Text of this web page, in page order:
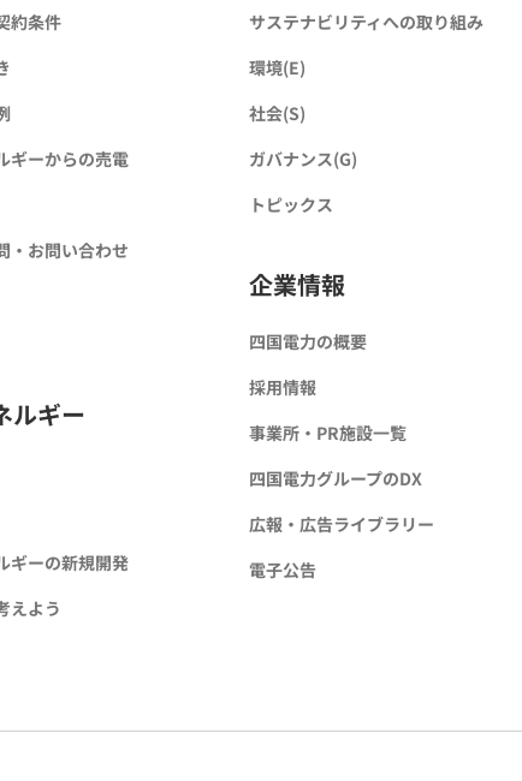
約条件
ギーからの売電
・お問い合わせ
ルギー
ギーの新規開発
えよう
サステナビリティへの取り組み
環境(E)
社会(S)
ガバナンス(G)
トピックス
企業情報
四国電力の概要
採用情報
事業所・PR施設一覧
四国電力グループのDX
広報・広告ライブラリー
電子公告